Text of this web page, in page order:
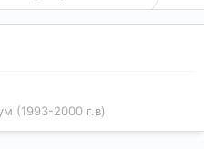
(1993-2000 г.в)